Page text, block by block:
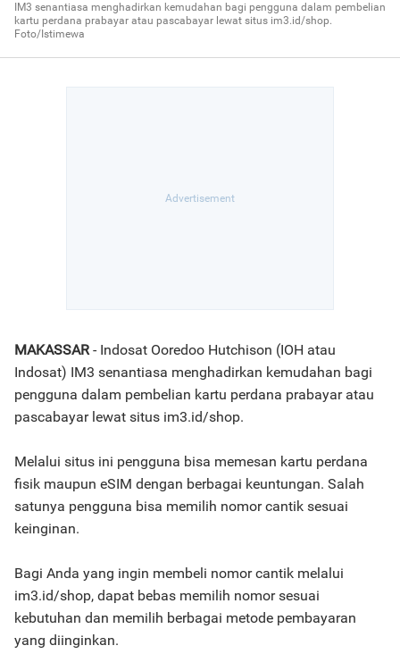
IM3 senantiasa menghadirkan kemudahan bagi pengguna dalam pembelian
kartu perdana prabayar atau pascabayar lewat situs im3.id/shop.
Foto/Istimewa
MAKASSAR- Indosat Ooredoo Hutchison (IOH atau
Indosat) IM3 senantiasa menghadirkan kemudahan bagi
pengguna dalam pembelian kartu perdana prabayar atau
pascabayar lewat situs im3.id/shop.
Melalui situs ini pengguna bisa memesan kartu perdana
fisik maupun eSIM dengan berbagai keuntungan. Salah
satunya pengguna bisa memilih nomor cantik sesuai
keinginan.
Bagi Anda yang ingin membeli nomor cantik melalui
im3.id/shop, dapat bebas memilih nomor sesuai
kebutuhan dan memilih berbagai metode pembayaran
yang diinginkan.